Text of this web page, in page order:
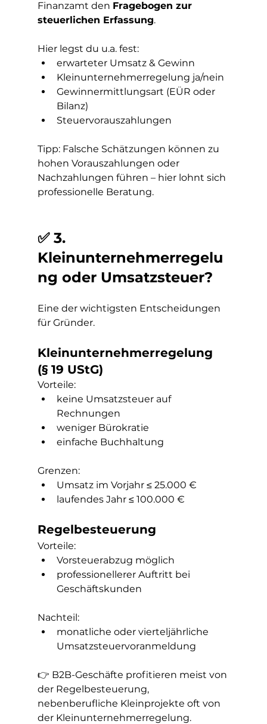
Finanzamt den Fragebogen zur
steuerlichen Erfassung.
Hier legst du u.a. fest:
erwarteter Umsatz & Gewinn
Kleinunternehmerregelung ja/nein
Gewinnermittlungsart (EÜR oder
Bilanz)
Steuervorauszahlungen
Tipp: Falsche Schätzungen können zu
hohen Vorauszahlungen oder
Nachzahlungen führen – hier lohnt sich
professionelle Beratung.
✅ 3.
Kleinunternehmerregelu
ng oder Umsatzsteuer?
Eine der wichtigsten Entscheidungen
für Gründer.
Kleinunternehmerregelung
(§ 19 UStG)
Vorteile:
keine Umsatzsteuer auf
Rechnungen
weniger Bürokratie
einfache Buchhaltung
Grenzen:
Umsatz im Vorjahr ≤ 25.000 €
laufendes Jahr ≤ 100.000 €
Regelbesteuerung
Vorteile:
Vorsteuerabzug möglich
professionellerer Auftritt bei
Geschäftskunden
Nachteil:
monatliche oder vierteljährliche
Umsatzsteuervoranmeldung
👉 B2B-Geschäfte profitieren meist von
der Regelbesteuerung,
nebenberufliche Kleinprojekte oft von
der Kleinunternehmerregelung.